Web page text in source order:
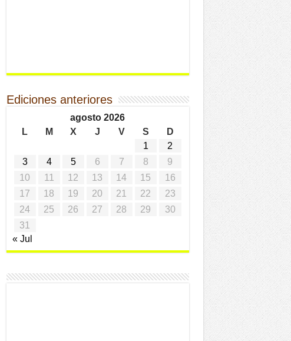
Ediciones anteriores
agosto 2026
L
M X J V S
D
1
2
3
4 5 6 7 8
9
10
11 12 13 14 15
16
17
18 19 20 21 22
23
24
25 26 27 28 29
30
31
« Jul